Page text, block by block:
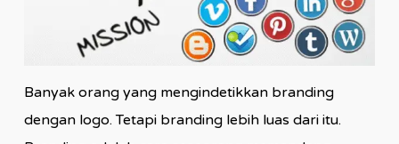
Banyak orang yang mengindetikkan branding
dengan logo. Tetapi branding lebih luas dari itu.